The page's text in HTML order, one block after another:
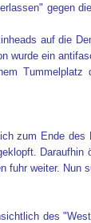
gegen
auf die
wurde ein
zum Ende
weiter. Nun
des